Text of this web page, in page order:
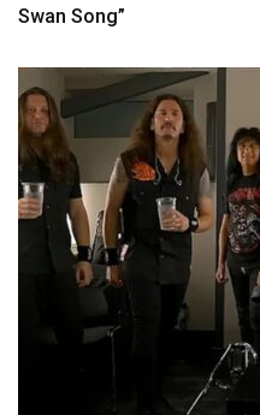
Swan Song”